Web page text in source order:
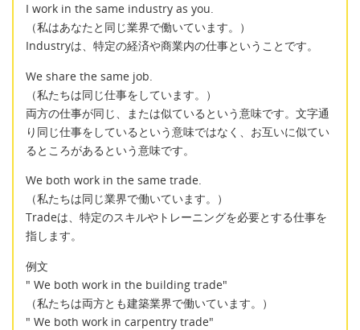
I work in the same industry as you.
（私はあなたと同じ業界で働いています。）
Industryは、特定の経済や商業内の仕事ということです。
We share the same job.
（私たちは同じ仕事をしています。）
両方の仕事が同じ、または似ているという意味です。文字通
り同じ仕事をしているという意味ではなく、お互いに似てい
るところがあるという意味です。
We both work in the same trade.
（私たちは同じ業界で働いています。）
Tradeは、特定のスキルやトレーニングを必要とする仕事を
指します。
例文
" We both work in the building trade"
（私たちは両方とも建築業界で働いています。）
" We both work in carpentry trade"